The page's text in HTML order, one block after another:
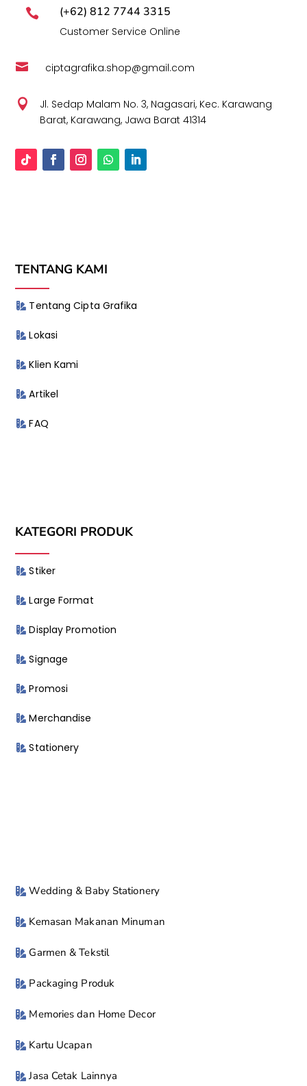
 (+62) 812 7744 3315
Customer Service Online
 ciptagrafika.shop@gmail.com

Jl. Sedap Malam No. 3, Nagasari, Kec. Karawang
Barat, Karawang, Jawa Barat 41314
TENTANG KAMI
Tentang Cipta Grafika
Lokasi
Klien Kami
Artikel
FAQ
KATEGORI PRODUK
Stiker
Large Format
Display Promotion
Signage
Promosi
Merchandise
Stationery
Wedding & Baby Stationery
Kemasan Makanan Minuman
Garmen & Tekstil
Packaging Produk
Memories dan Home Decor
Kartu Ucapan
Jasa Cetak Lainnya